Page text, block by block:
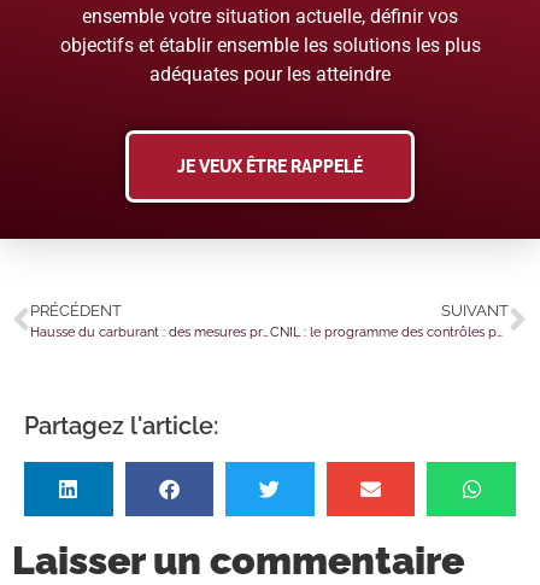
ensemble votre situation actuelle, définir vos
objectifs et établir ensemble les solutions les plus
adéquates pour les atteindre
JE VEUX ÊTRE RAPPELÉ
PRÉCÉDENT
Hausse du carburant : des mesures prises par l’Urssaf
SUIVANT
CNIL : le programme des contrôles pour 2026
Partagez l'article:
Laisser un commentaire